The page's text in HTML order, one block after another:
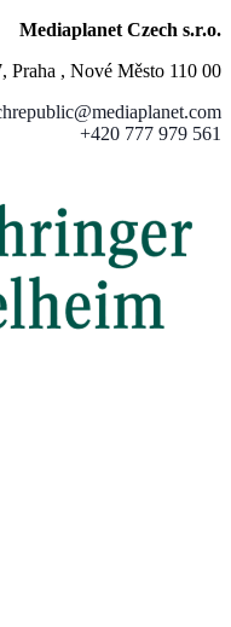
Mediaplanet Czech s.r.o.
Praha , Nové Město 110 00
+420 777 979 561